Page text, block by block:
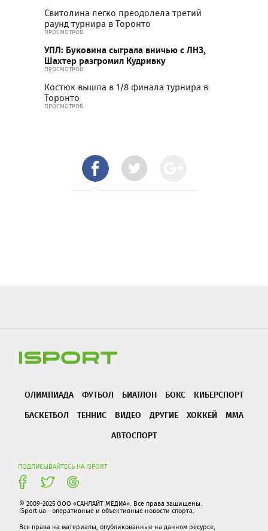
Свитолина легко преодолела третий
раунд турнира в Торонто
ПРОСМОТРОВ
УПЛ: Буковина сыграла вничью с ЛНЗ,
Шахтер разгромил Кудривку
ПРОСМОТРОВ
Костюк вышла в 1/8 финала турнира в
Торонто
ПРОСМОТРОВ
ОЛИМПИАДА ФУТБОЛ БИАТЛОН БОКС
КИБЕРСПОРТ
БАСКЕТБОЛ
ТЕННИС ВИДЕО ДРУГИЕ ХОККЕЙ
ММА
АВТОСПОРТ
ПОДПИСЫВАЙТЕСЬ НА ISPORT
© 2009-2025 ООО «САНЛАЙТ МЕДИА». Все права защищены.
iSport.ua - оперативные и объективные новости спорта.
Все права на материалы, опубликованные на данном ресурсе,